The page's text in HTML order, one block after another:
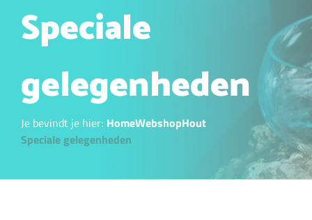
Speciale
gelegenheden
Je bevindt je hier: HomeWebshopHout
Speciale gelegenheden